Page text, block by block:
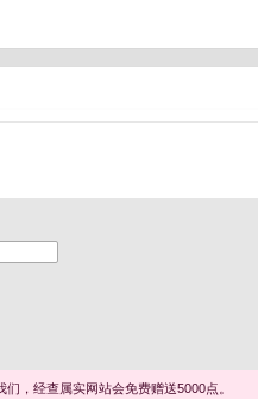
，经查属实网站会免费赠送5000点。